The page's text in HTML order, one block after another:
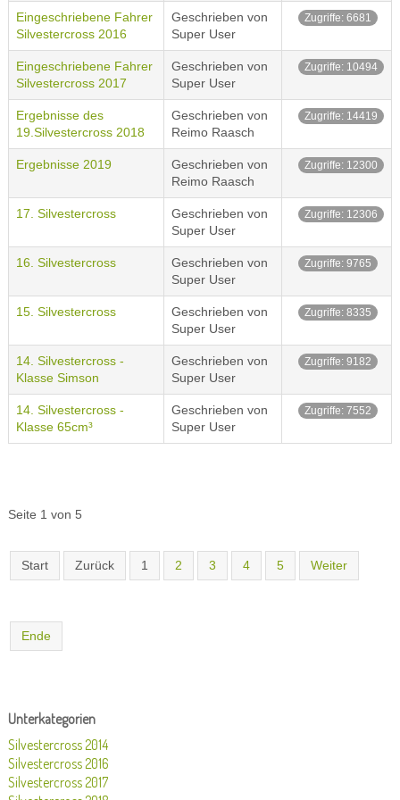
Eingeschriebene Fahrer
Silvestercross 2016
Geschrieben von
Super User
Zugriffe: 6681
Eingeschriebene Fahrer
Silvestercross 2017
Geschrieben von
Super User
Zugriffe: 10494
Ergebnisse des
19.Silvestercross 2018
Geschrieben von
Reimo Raasch
Zugriffe: 14419
Ergebnisse 2019
Geschrieben von
Reimo Raasch
Zugriffe: 12300
17. Silvestercross
Geschrieben von
Super User
Zugriffe: 12306
16. Silvestercross
Geschrieben von
Super User
Zugriffe: 9765
15. Silvestercross
Geschrieben von
Super User
Zugriffe: 8335
14. Silvestercross -
Klasse Simson
Geschrieben von
Super User
Zugriffe: 9182
14. Silvestercross -
Klasse 65cm³
Geschrieben von
Super User
Zugriffe: 7552
Seite 1 von 5
Start Zurück 1 2 3 4 5 Weiter
Ende
Unterkategorien
Silvestercross 2014
Silvestercross 2016
Silvestercross 2017